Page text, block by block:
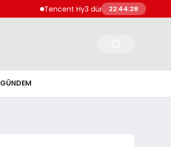
Tencent Hy3 dünya genelinde kullanıma
22:44:29
GÜNDEM